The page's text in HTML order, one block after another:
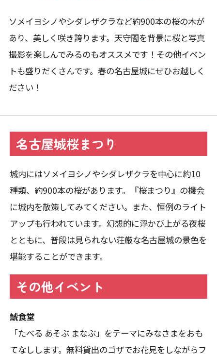
ソメイヨシノやシダレザクラなど約900本の桜の木が
あり、美しく咲き誇ります。天守閣を背景に桜と写真
撮影を楽しんでみるのもオススメです！その他イベン
トも盛りだくさんです。春の名古屋城にぜひお越しく
ださい！
名古屋城桜まつり
城内にはソメイヨシノやシダレザクラを中心に約10
種類、約900本の桜があります。『桜まつり』の機会
に城内を散策してみてください。また、恒例のライト
アップも行われています。幻想的に浮かび上がる夜桜
とともに、普段は見られない荘厳な名古屋城の景色を
堪能することができます。
その他イベント
鯱食堂
「たべる あそぶ まなぶ」をテーマにみなさまをおも
てなしします。無料貸出のゴザでお花見をしながらフ